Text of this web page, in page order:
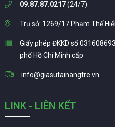
09.87.87.0217(24/7)
Trụ sở: 1269/17 Phạm Thế
Giấy phép ĐKKD số
phố Hồ Chí Minh cấp
info@giasutainangtre.vn
LINK - LIÊN KẾT